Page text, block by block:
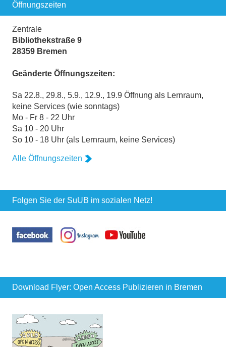
Öffnungszeiten
Zentrale
Bibliothekstraße 9
28359 Bremen
Geänderte Öffnungszeiten:
Sa 22.8., 29.8., 5.9., 12.9., 19.9 Öffnung als Lernraum,
keine Services (wie sonntags)
Mo - Fr 8 - 22 Uhr
Sa 10 - 20 Uhr
So 10 - 18 Uhr (als Lernraum, keine Services)
Alle Öffnungszeiten
Folgen Sie der SuUB im sozialen Netz!
Download Flyer: Open Access Publizieren in Bremen